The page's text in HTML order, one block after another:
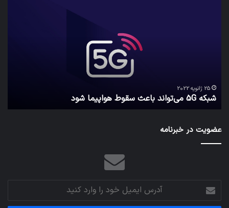
25 ژانویه 2022
شبکه 5G می‌تواند باعث سقوط هواپیما شود
عضویت در خبرنامه
آدرس
ایمیل